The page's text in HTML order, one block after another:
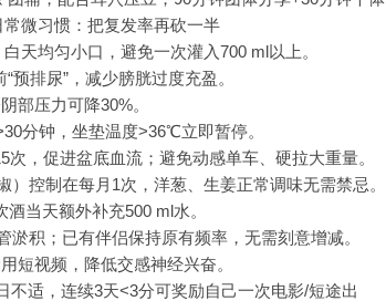
微习惯：把复发率再砍一半
天均匀小口，避免一次灌入700 ml以上。
排尿”，减少膀胱过度充盈。
部压力可降30%。
分钟，坐垫温度>36℃立即暂停。
，促进盆底血流；避免动感单车、硬拉大重量。
控制在每月1次，洋葱、生姜正常调味无需禁忌。
当天额外补充500 ml水。
淤积；已有伴侣保持原有频率，无需刻意增减。
短视频，降低交感神经兴奋。
不适，连续3天<3分可奖励自己一次电影/短途出